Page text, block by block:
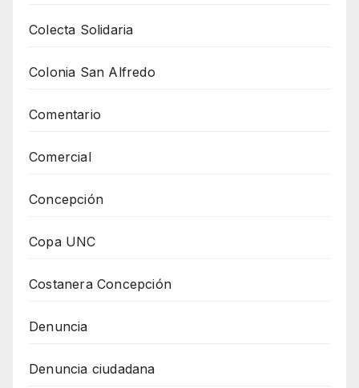
Colecta Solidaria
Colonia San Alfredo
Comentario
Comercial
Concepción
Copa UNC
Costanera Concepción
Denuncia
Denuncia ciudadana